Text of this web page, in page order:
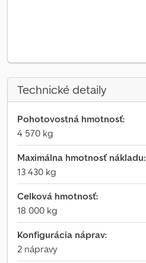
Technické detaily
Pohotovostná hmotnosť:
4 570 kg
Maximálna hmotnosť nákladu:
13 430 kg
Celková hmotnosť:
18 000 kg
Konfigurácia náprav:
2 nápravy